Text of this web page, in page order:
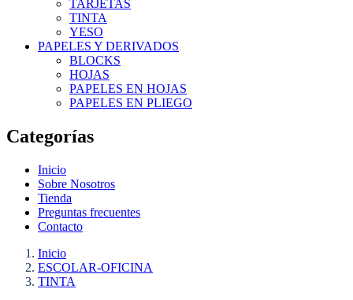
TARJETAS
TINTA
YESO
PAPELES Y DERIVADOS
BLOCKS
HOJAS
PAPELES EN HOJAS
PAPELES EN PLIEGO
Categorías
Inicio
Sobre Nosotros
Tienda
Preguntas frecuentes
Contacto
Inicio
ESCOLAR-OFICINA
TINTA